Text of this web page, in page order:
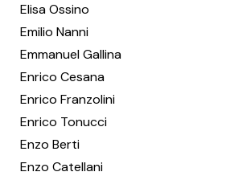
Elisa Ossino
Emilio Nanni
Emmanuel Gallina
Enrico Cesana
Enrico Franzolini
Enrico Tonucci
Enzo Berti
Enzo Catellani